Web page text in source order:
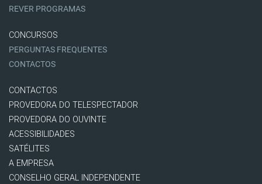
REVER PROGRAMAS
CONCURSOS
PERGUNTAS FREQUENTES
CONTACTOS
CONTACTOS
PROVEDORA DO TELESPECTADOR
PROVEDORA DO OUVINTE
ACESSIBILIDADES
SATÉLITES
A EMPRESA
CONSELHO GERAL INDEPENDENTE